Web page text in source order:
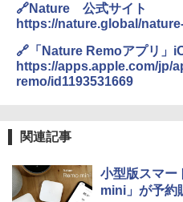
🔗Nature 公式サイト
https://nature.global/
🔗「Nature Remoアプリ」
https://apps.apple.com/jp/
remo/id1193531669
関連記事
小型版スマー
mini」が予約